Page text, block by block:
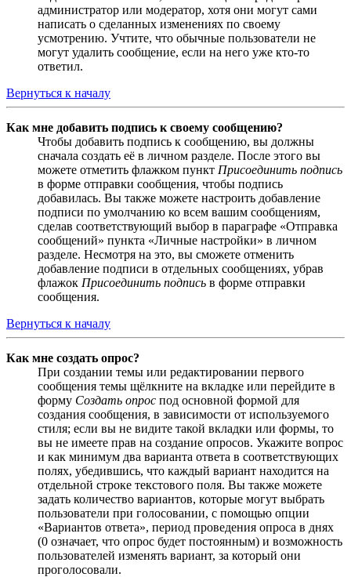
администратор или модератор, хотя они могут сами
написать о сделанных изменениях по своему
усмотрению. Учтите, что обычные пользователи не
могут удалить сообщение, если на него уже кто-то
ответил.
Вернуться к началу
Как мне добавить подпись к своему сообщению?
Чтобы добавить подпись к сообщению, вы должны
сначала создать её в личном разделе. После этого вы
можете отметить флажком пункт Присоединить подпись
в форме отправки сообщения, чтобы подпись
добавилась. Вы также можете настроить добавление
подписи по умолчанию ко всем вашим сообщениям,
сделав соответствующий выбор в параграфе «Отправка
сообщений» пункта «Личные настройки» в личном
разделе. Несмотря на это, вы сможете отменить
добавление подписи в отдельных сообщениях, убрав
флажок Присоединить подпись в форме отправки
сообщения.
Вернуться к началу
Как мне создать опрос?
При создании темы или редактировании первого
сообщения темы щёлкните на вкладке или перейдите в
форму Создать опрос под основной формой для
создания сообщения, в зависимости от используемого
стиля; если вы не видите такой вкладки или формы, то
вы не имеете прав на создание опросов. Укажите вопрос
и как минимум два варианта ответа в соответствующих
полях, убедившись, что каждый вариант находится на
отдельной строке текстового поля. Вы также можете
задать количество вариантов, которые могут выбрать
пользователи при голосовании, с помощью опции
«Вариантов ответа», период проведения опроса в днях
(0 означает, что опрос будет постоянным) и возможность
пользователей изменять вариант, за который они
проголосовали.